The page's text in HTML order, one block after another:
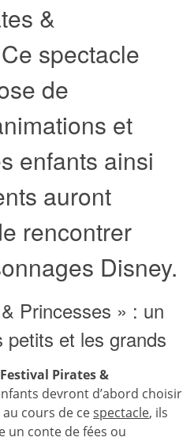
&
spectacle
de
et
enfants ainsi
auront
rencontrer
Disney.
Princesses » : un
petits et les grands
Festival Pirates &
devront d’abord choisir
cours de cespectacle, ils
un conte de fées ou